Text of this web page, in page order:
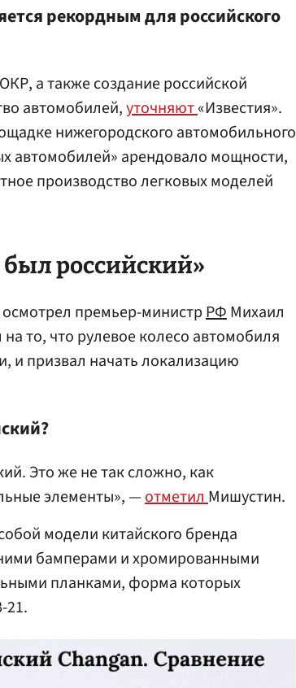
рекордным для российского
а также создание российской
автомобилей,уточняют«Известия».
нижегородского автомобильного
автомобилей» арендовало мощности,
производство легковых моделей
был российский»
премьер-министрРФМихаил
то, что рулевое колесо автомобиля
и призвал начать локализацию
Это же не так сложно, как
элементы», —отметилМишустин.
модели китайского бренда
бамперами и хромированными
планками, форма которых
21.